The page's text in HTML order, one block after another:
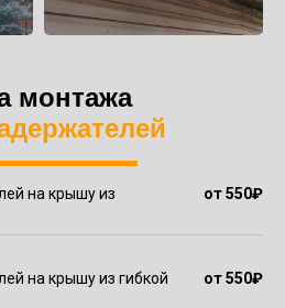
монтажа
на крышу из
от 550₽
на крышу из гибкой
от 550₽